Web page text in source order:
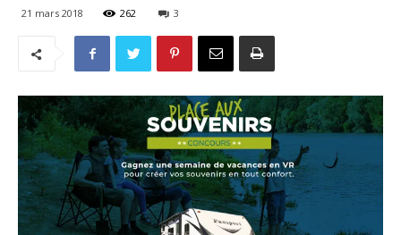
21 mars 2018 262 3